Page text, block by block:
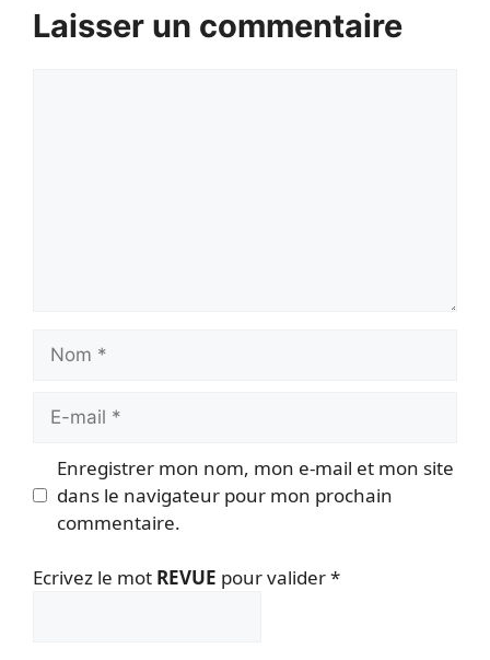
Laisser un commentaire
mail
Enregistrer mon nom, mon e-mail et mon site
dans le navigateur pour mon prochain
commentaire.
Ecrivez le mot REVUE pour valider*